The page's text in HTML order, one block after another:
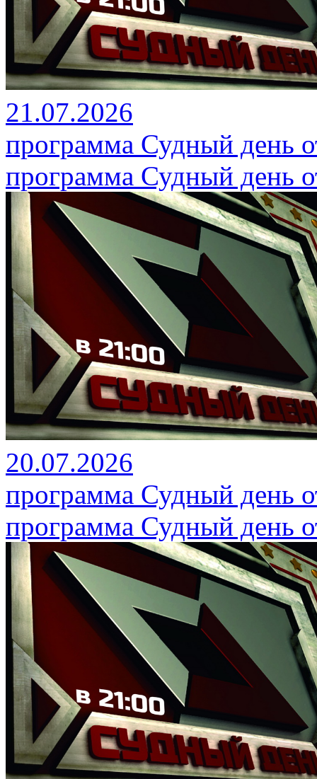
21.07.2026
программа Судный день
программа Судный день
20.07.2026
программа Судный день
программа Судный день